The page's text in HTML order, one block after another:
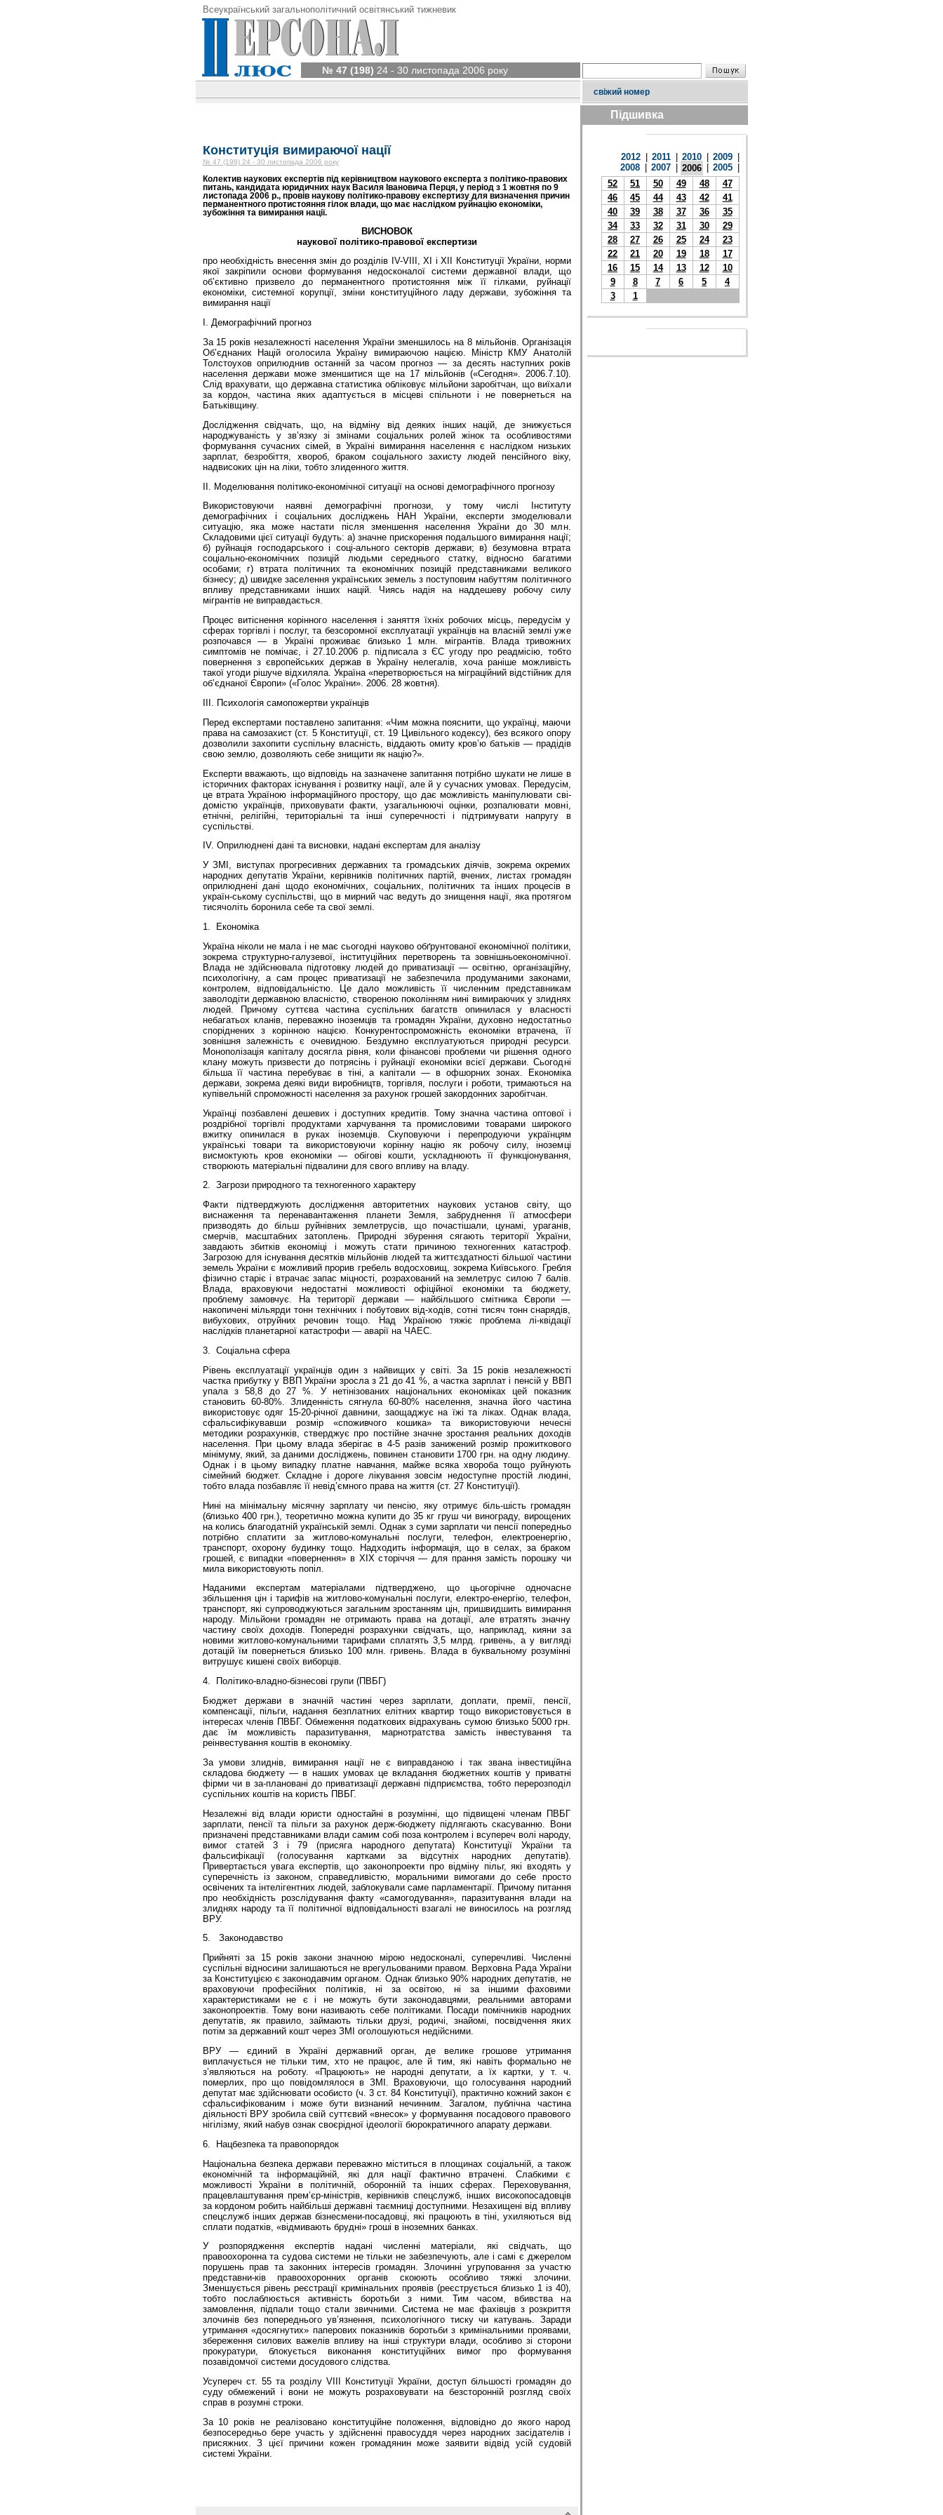
Всеукраїнський загальнополітичний освітянський тижневик
№ 47 (198) 24 - 30 листопада 2006 року
свіжий номер
Конституція вимираючої нації
№ 47 (198) 24 - 30 листопада 2006 року
Колектив наукових експертів під керівництвом наукового експерта з політико-правових
питань, кандидата юридичних наук Василя Івановича Перця, у період з 1 жовтня по 9
листопада 2006 р., провів наукову політико-правову експертизу для визначення причин
перманентного протистояння гілок влади, що має наслідком руйнацію економіки,
зубожіння та вимирання нації.
ВИСНОВОК
наукової політико-правової експертизи
про необхідність внесення змін до розділів ІV-VІІІ, ХІ і ХІІ Конституції України, норми
якої закріпили основи формування недосконалої системи державної влади, що
об’єктивно призвело до перманентного протистояння між її гілками, руйнації
економіки, системної корупції, зміни конституційного ладу держави, зубожіння та
вимирання нації
І. Демографічний прогноз
За 15 років незалежності населення України зменшилось на 8 мільйонів. Організація
Об’єднаних Націй оголосила Україну вимираючою нацією. Міністр КМУ Анатолій
Толстоухов оприлюднив останній за часом прогноз — за десять наступних років
населення держави може зменшитися ще на 17 мільйонів («Сегодня». 2006.7.10).
Слід врахувати, що державна статистика обліковує мільйони заробітчан, що виїхали
за кордон, частина яких адаптується в місцеві спільноти і не повернеться на
Батьківщину.
Дослідження свідчать, що, на відміну від деяких інших націй, де знижується
народжуваність у зв’язку зі змінами соціальних ролей жінок та особливостями
формування сучасних сімей, в Україні вимирання населення є наслідком низьких
зарплат, безробіття, хвороб, браком соціального захисту людей пенсійного віку,
надвисоких цін на ліки, тобто злиденного життя.
ІІ. Моделювання політико-економічної ситуації на основі демографічного прогнозу
Використовуючи наявні демографічні прогнози, у тому числі Інституту
демографічних і соціальних досліджень НАН України, експерти змоделювали
ситуацію, яка може настати після зменшення населення України до 30 млн.
Складовими цієї ситуації будуть: а) значне прискорення подальшого вимирання нації;
б) руйнація господарського і соці-ального секторів держави; в) безумовна втрата
соціально-економічних позицій людьми середнього статку, відносно багатими
особами; г) втрата політичних та економічних позицій представниками великого
бізнесу; д) швидке заселення українських земель з поступовим набуттям політичного
впливу представниками інших націй. Чиясь надія на наддешеву робочу силу
мігрантів не виправдається.
Процес витіснення корінного населення і заняття їхніх робочих місць, передусім у
сферах торгівлі і послуг, та безсоромної експлуатації українців на власній землі уже
розпочався — в Україні проживає близько 1 млн. мігрантів. Влада тривожних
симптомів не помічає, і 27.10.2006 р. підписала з ЄС угоду про реадмісію, тобто
повернення з європейських держав в Україну нелегалів, хоча раніше можливість
такої угоди рішуче відхиляла. Україна «перетворюється на міграційний відстійник для
об’єднаної Європи» («Голос України». 2006. 28 жовтня).
ІІІ. Психологія самопожертви українців
Перед експертами поставлено запитання: «Чим можна пояснити, що українці, маючи
права на самозахист (ст. 5 Конституції, ст. 19 Цивільного кодексу), без всякого опору
дозволили захопити суспільну власність, віддають омиту кров’ю батьків — прадідів
свою землю, дозволяють себе знищити як націю?».
Експерти вважають, що відповідь на зазначене запитання потрібно шукати не лише в
історичних факторах існування і розвитку нації, але й у сучасних умовах. Передусім,
це втрата Україною інформаційного простору, що дає можливість маніпулювати сві-
домістю українців, приховувати факти, узагальнюючі оцінки, розпалювати мовні,
етнічні, релігійні, територіальні та інші суперечності і підтримувати напругу в
суспільстві.
ІV. Оприлюднені дані та висновки, надані експертам для аналізу
У ЗМІ, виступах прогресивних державних та громадських діячів, зокрема окремих
народних депутатів України, керівників політичних партій, вчених, листах громадян
оприлюднені дані щодо економічних, соціальних, політичних та інших процесів в
україн-ському суспільстві, що в мирний час ведуть до знищення нації, яка протягом
тисячоліть боронила себе та свої землі.
1.
Економіка
Україна ніколи не мала і не має сьогодні науково обґрунтованої економічної політики,
зокрема структурно-галузевої, інституційних перетворень та зовнішньоекономічної.
Влада не здійснювала підготовку людей до приватизації — освітню, організаційну,
психологічну, а сам процес приватизації не забезпечила продуманими законами,
контролем, відповідальністю. Це дало можливість її численним представникам
заволодіти державною власністю, створеною поколінням нині вимираючих у злиднях
людей. Причому суттєва частина суспільних багатств опинилася у власності
небагатьох кланів, переважно іноземців та громадян України, духовно недостатньо
споріднених з корінною нацією. Конкурентоспроможність економіки втрачена, її
зовнішня залежність є очевидною. Бездумно експлуатуються природні ресурси.
Монополізація капіталу досягла рівня, коли фінансові проблеми чи рішення одного
клану можуть призвести до потрясінь і руйнації економіки всієї держави. Сьогодні
більша її частина перебуває в тіні, а капітали — в офшорних зонах. Економіка
держави, зокрема деякі види виробництв, торгівля, послуги і роботи, тримаються на
купівельній спроможності населення за рахунок грошей закордонних заробітчан.
Українці позбавлені дешевих і доступних кредитів. Тому значна частина оптової і
роздрібної торгівлі продуктами харчування та промисловими товарами широкого
вжитку опинилася в руках іноземців. Скуповуючи і перепродуючи українцям
українські товари та використовуючи корінну націю як робочу силу, іноземці
висмоктують кров економіки — обігові кошти, ускладнюють її функціонування,
створюють матеріальні підвалини для свого впливу на владу.
2. Загрози природного та техногенного характеру
Факти підтверджують дослідження авторитетних наукових установ світу, що
виснаження та перенавантаження планети Земля, забруднення її атмосфери
призводять до більш руйнівних землетрусів, що почастішали, цунамі, ураганів,
смерчів, масштабних затоплень. Природні збурення сягають території України,
завдають збитків економіці і можуть стати причиною техногенних катастроф.
Загрозою для існування десятків мільйонів людей та життєздатності більшої частини
земель України є можливий прорив гребель водосховищ, зокрема Київського. Гребля
фізично старіє і втрачає запас міцності, розрахований на землетрус силою 7 балів.
Влада, враховуючи недостатні можливості офіційної економіки та бюджету,
проблему замовчує. На території держави — найбільшого смітника Європи —
накопичені мільярди тонн технічних і побутових від-ходів, сотні тисяч тонн снарядів,
вибухових, отруйних речовин тощо. Над Україною тяжіє проблема лі-квідації
наслідків планетарної катастрофи — аварії на ЧАЕС.
3.
Соціальна сфера
Рівень експлуатації українців один з найвищих у світі. За 15 років незалежності
частка прибутку у ВВП України зросла з 21 до 41 %, а частка зарплат і пенсій у ВВП
упала з 58,8 до 27 %. У нетінізованих національних економіках цей показник
становить 60-80%. Злиденність сягнула 60-80% населення, значна його частина
використовує одяг 15-20-річної давнини, заощаджує на їжі та ліках. Однак влада,
сфальсифікувавши розмір «споживчого кошика» та використовуючи нечесні
методики розрахунків, стверджує про постійне значне зростання реальних доходів
населення. При цьому влада зберігає в 4-5 разів занижений розмір прожиткового
мінімуму, який, за даними досліджень, повинен становити 1700 грн. на одну людину.
Однак і в цьому випадку платне навчання, майже всяка хвороба тощо руйнують
сімейний бюджет. Складне і дороге лікування зовсім недоступне простій людині,
тобто влада позбавляє її невід’ємного права на життя (ст. 27 Конституції).
Нині на мінімальну місячну зарплату чи пенсію, яку отримує біль-шість громадян
(близько 400 грн.), теоретично можна купити до 35 кг груш чи винограду, вирощених
на колись благодатній українській землі. Однак з суми зарплати чи пенсії попередньо
потрібно сплатити за житлово-комунальні послуги, телефон, електроенергію,
транспорт, охорону будинку тощо. Надходить інформація, що в селах, за браком
грошей, є випадки «повернення» в ХІХ сторіччя — для прання замість порошку чи
мила використовують попіл.
Наданими експертам матеріалами підтверджено, що цьогорічне одночасне
збільшення цін і тарифів на житлово-комунальні послуги, електро-енергію, телефон,
транспорт, які супроводжуються загальним зростанням цін, пришвидшить вимирання
народу. Мільйони громадян не отримають права на дотації, але втратять значну
частину своїх доходів. Попередні розрахунки свідчать, що, наприклад, кияни за
новими житлово-комунальними тарифами сплатять 3,5 млрд. гривень, а у вигляді
дотацій їм повернеться близько 100 млн. гривень. Влада в буквальному розумінні
витрушує кишені своїх виборців.
4. Політико-владно-бізнесові групи (ПВБГ)
Бюджет держави в значній частині через зарплати, доплати, премії, пенсії,
компенсації, пільги, надання безплатних елітних квартир тощо використовується в
інтересах членів ПВБГ. Обмеження податкових відрахувань сумою близько 5000 грн.
дає їм можливість паразитування, марнотратства замість інвестування та
реінвестування коштів в економіку.
За умови злиднів, вимирання нації не є виправданою і так звана інвестиційна
складова бюджету — в наших умовах це вкладання бюджетних коштів у приватні
фірми чи в за-плановані до приватизації державні підприємства, тобто перерозподіл
суспільних коштів на користь ПВБГ.
Незалежні від влади юристи одностайні в розумінні, що підвищені членам ПВБГ
зарплати, пенсії та пільги за рахунок держ-бюджету підлягають скасуванню. Вони
призначені представниками влади самим собі поза контролем і всупереч волі народу,
вимог статей 3 і 79 (присяга народного депутата) Конституції України та
фальсифікації (голосування картками за відсутніх народних депутатів).
Привертається увага експертів, що законопроекти про відміну пільг, які входять у
суперечність із законом, справедливістю, моральними вимогами до себе просто
освічених та інтелігентних людей, заблокували саме парламентарії. Причому питання
про необхідність розслідування факту «самогодування», паразитування влади на
злиднях народу та її політичної відповідальності взагалі не виносилось на розгляд
ВРУ.
5. Законодавство
Прийняті за 15 років закони значною мірою недосконалі, суперечливі. Численні
суспільні відносини залишаються не врегульованими правом. Верховна Рада України
за Конституцією є законодавчим органом. Однак близько 90% народних депутатів, не
враховуючи професійних політиків, ні за освітою, ні за іншими фаховими
характеристиками не є і не можуть бути законодавцями, реальними авторами
законопроектів. Тому вони називають себе політиками. Посади помічників народних
депутатів, як правило, займають тільки друзі, родичі, знайомі, посвідчення яких
потім за державний кошт через ЗМІ оголошуються недійсними.
ВРУ — єдиний в Україні державний орган, де велике грошове утримання
виплачується не тільки тим, хто не працює, але й тим, які навіть формально не
з’являються на роботу. «Працюють» не народні депутати, а їх картки, у т. ч.
померлих, про що повідомлялося в ЗМІ. Враховуючи, що голосування народний
депутат має здійснювати особисто (ч. 3 ст. 84 Конституції), практично кожний закон є
сфальсифікованим і може бути визнаний нечинним. Загалом, публічна частина
діяльності ВРУ зробила свій суттєвий «внесок» у формування посадового правового
нігілізму, який набув ознак своєрідної ідеології бюрократичного апарату держави.
6.
Нацбезпека та правопорядок
Національна безпека держави переважно міститься в площинах соціальній, а також
економічній та інформаційній, які для нації фактично втрачені. Слабкими є
можливості України в політичній, оборонній та інших сферах. Переховування,
працевлаштування прем’єр-міністрів, керівників спецслужб, інших високопосадовців
за кордоном робить найбільші державні таємниці доступними. Незахищені від впливу
спецслужб інших держав бізнесмени-посадовці, які працюють в тіні, ухиляються від
сплати податків, «відмивають брудні» гроші в іноземних банках.
У розпорядження експертів надані численні матеріали, які свідчать, що
правоохоронна та судова системи не тільки не забезпечують, але і самі є джерелом
порушень прав та законних інтересів громадян. Злочинні угруповання за участю
представни-ків правоохоронних органів скоюють особливо тяжкі злочини.
Зменшується рівень реєстрації кримінальних проявів (реєструється близько 1 із 40),
тобто послаблюється активність боротьби з ними. Тим часом, вбивства на
замовлення, підпали тощо стали звичними. Система не має фахівців з розкриття
злочинів без попереднього ув’язнення, психологічного тиску чи катувань. Заради
утримання «досягнутих» паперових показників боротьби з кримінальними проявами,
збереження силових важелів впливу на інші структури влади, особливо зі сторони
прокуратури, блокується виконання конституційних вимог про формування
позавідомчої системи досудового слідства.
Усупереч ст. 55 та розділу VІІІ Конституції України, доступ більшості громадян до
суду обмежений і вони не можуть розраховувати на безсторонній розгляд своїх
справ в розумні строки.
За 10 років не реалізовано конституційне положення, відповідно до якого народ
безпосередньо бере участь у здійсненні правосуддя через народних засідателів і
присяжних. З цієї причини кожен громадянин може заявити відвід усій судовій
системі України.
Підшивка
2012 2011 2010 2009
2008
2007 2006 2005
52
51 50 49 48
47
46
45 44 43 42
41
40
39 38 37 36
35
34
33 32 31 30
29
28
27 26 25 24
23
22
21 20 19 18
17
16
15 14 13 12
10
9
8 7 6 5
4
3
1